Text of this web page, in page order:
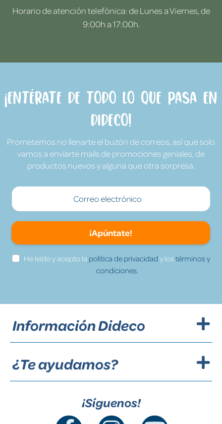
Horario de atención telefónica: de Lunes a Viernes, de
9:00h a 17:00h.
¡Entérate de todo lo que pasa en
Dideco!
Prometemos no llenarte el buzón de correos, así que solo
vamos a enviarte mails de promociones geniales, de
productos nuevos y alguna que otra sorpresa.
¡Apúntate!
He leído y acepto la política de privacidad y lostérminos y
condiciones.
Información Dideco
¿Te ayudamos?
¡Síguenos!